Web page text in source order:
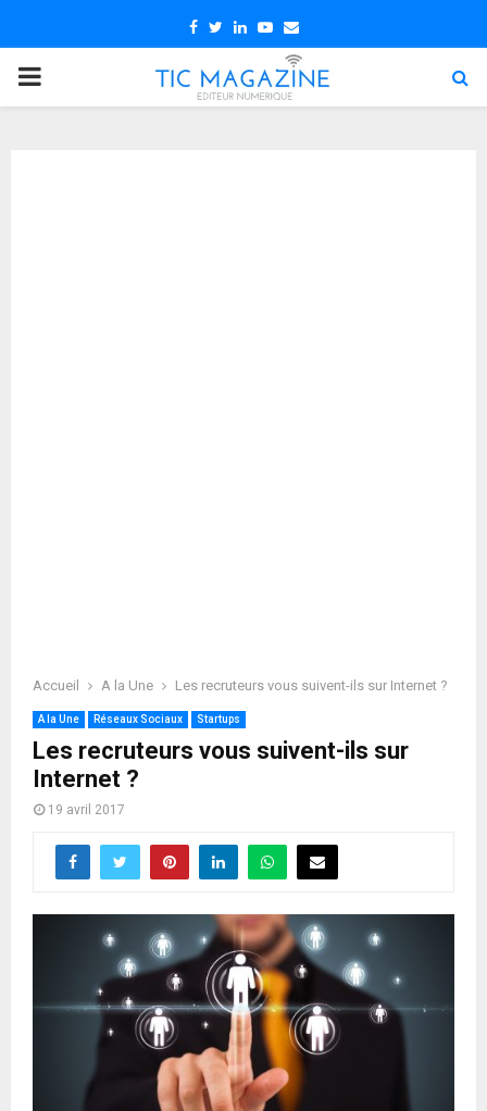
Facebook
TwitterLinkedin
Youtube
Email
PRIMARY
Accueil A la Une Les recruteurs vous suivent-ils sur Internet ?
A la Une Réseaux Sociaux Startups
Les recruteurs vous suivent-ils sur
Internet ?
19 avril 2017